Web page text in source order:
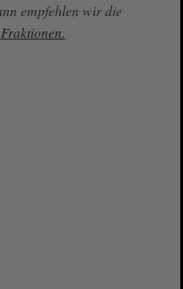
empfehlen wir die